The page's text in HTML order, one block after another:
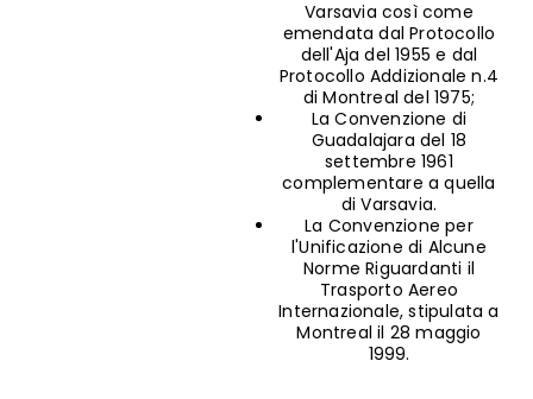
Varsavia così come
emendata dal Protocollo
dell'Aja del 1955 e dal
Protocollo Addizionale n.4
di Montreal del 1975;
La Convenzione di
Guadalajara del 18
settembre 1961
complementare a quella
di Varsavia.
La Convenzione per
l'Unificazione di Alcune
Norme Riguardanti il
Trasporto Aereo
Internazionale, stipulata a
Montreal il 28 maggio
1999.